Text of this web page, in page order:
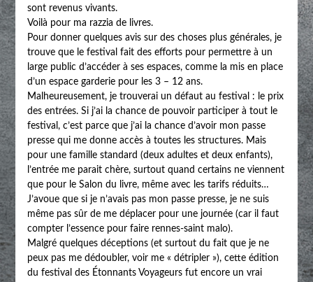
sont revenus vivants.
Voilà pour ma razzia de livres.
Pour donner quelques avis sur des choses plus générales, je
trouve que le festival fait des efforts pour permettre à un
large public d’accéder à ses espaces, comme la mis en place
d’un espace garderie pour les 3 – 12 ans.
Malheureusement, je trouverai un défaut au festival : le prix
des entrées. Si j’ai la chance de pouvoir participer à tout le
festival, c’est parce que j’ai la chance d’avoir mon passe
presse qui me donne accès à toutes les structures. Mais
pour une famille standard (deux adultes et deux enfants),
l’entrée me parait chère, surtout quand certains ne viennent
que pour le Salon du livre, même avec les tarifs réduits…
J’avoue que si je n’avais pas mon passe presse, je ne suis
même pas sûr de me déplacer pour une journée (car il faut
compter l’essence pour faire rennes-saint malo).
Malgré quelques déceptions (et surtout du fait que je ne
peux pas me dédoubler, voir me « détripler »), cette édition
du festival des Étonnants Voyageurs fut encore un vrai